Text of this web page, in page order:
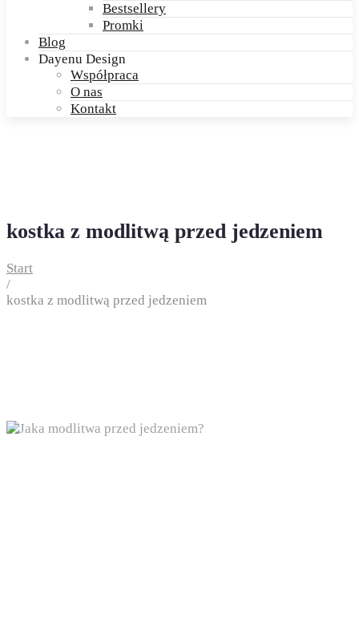
Bestsellery
Promki
Blog
Dayenu Design
Współpraca
O nas
Kontakt
kostka z modlitwą przed jedzeniem
Start
/
kostka z modlitwą przed jedzeniem